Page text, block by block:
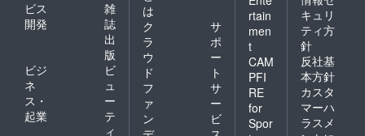
ビス
開発
雑
誌
出
版
ビジ
ネ
ス・
起業
ビ
ュ
ー
テ
ィ
は
ク
ラ
ウ
ド
フ
ァ
ン
サ
ポ
ー
ト
サ
ー
ビ
rtain
men
t
CAM
PFI
RE
for
Spor
キュリ
ティ方
針
反社基
本方針
カスタ
マーハ
ラスメ